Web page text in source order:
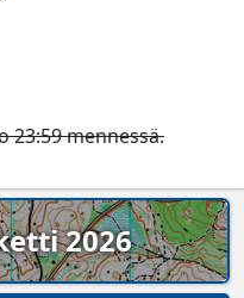
23:59 mennessä.
2026